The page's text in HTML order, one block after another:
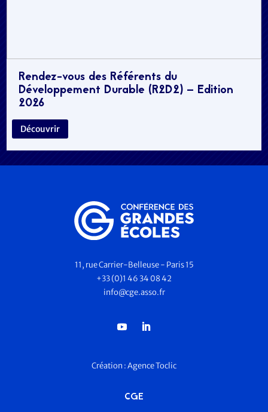
Rendez-vous des Référents du
Développement Durable (R2D2) – Edition
2026
Découvrir
11, rue Carrier-Belleuse - Paris 15
+33 (0)1 46 34 08 42
info@cge.asso.fr
Création :Agence Toclic
CGE